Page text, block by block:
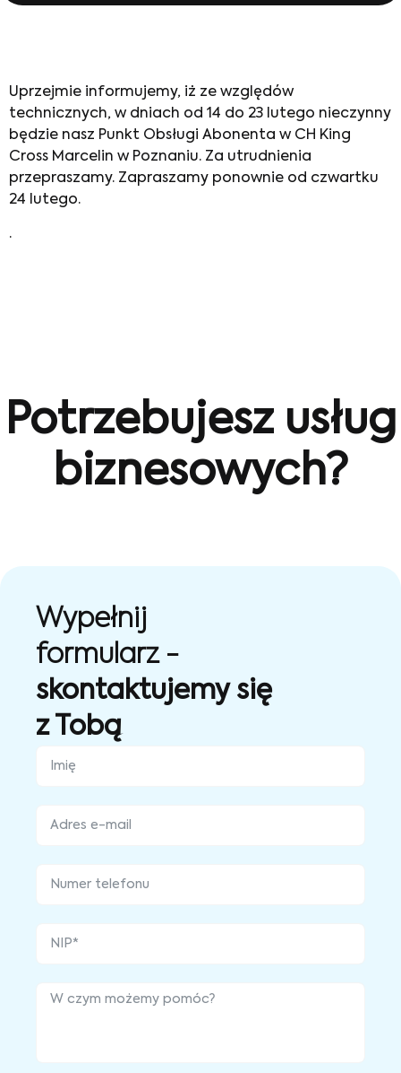
Uprzejmie informujemy, iż ze względów
technicznych, w dniach od 14 do 23 lutego nieczynny
będzie nasz Punkt Obsługi Abonenta w CH King
Cross Marcelin w Poznaniu. Za utrudnienia
przepraszamy. Zapraszamy ponownie od czwartku
24 lutego.
.
Potrzebujesz usług
biznesowych?
Wypełnij
formularz -
skontaktujemy się
z Tobą